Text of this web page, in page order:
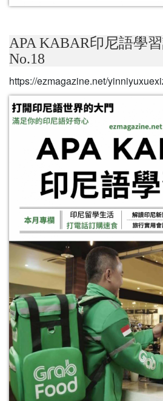
APA KABAR印尼語學
No.18
https://ezmagazine.net/